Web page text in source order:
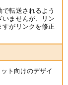
転送されるよう
ませんが、リン
がリンクを修正
ト向けのデザイ